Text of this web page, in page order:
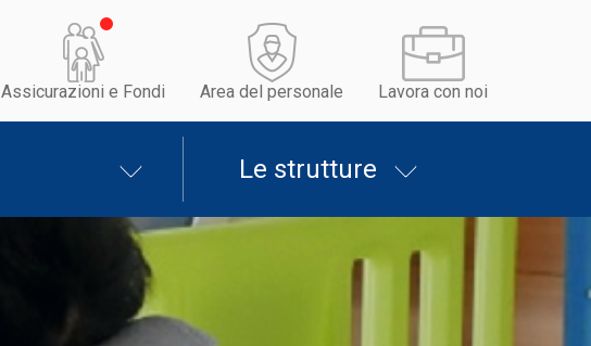
Assicurazioni e Fondi Area del personale Lavora con noi
Le strutture